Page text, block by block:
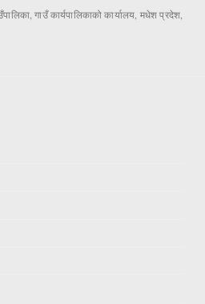
गाउँ कार्यपालिकाको कार्यालय, मधेश प्रदेश,